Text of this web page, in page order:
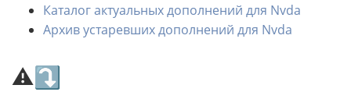
Каталог актуальных дополнений для Nvda
Архив устаревших дополнений для Nvda
⚠⤵